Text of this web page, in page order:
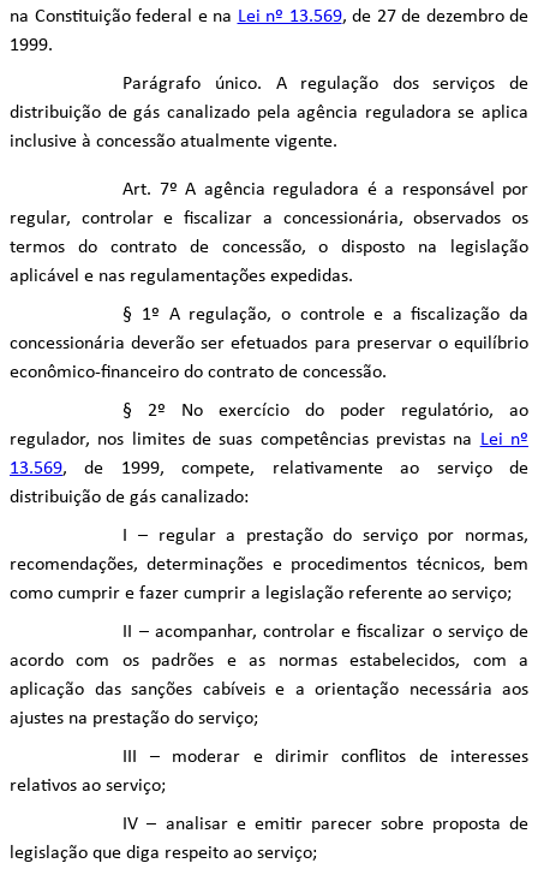
na Constituição federal e na Lei nº 13.569, de 27 de dezembro de
1999.
Parágrafo único. A regulação dos serviços de
distribuição de gás canalizado pela agência reguladora se aplica
inclusive à concessão atualmente vigente.
Art. 7º A agência reguladora é a responsável por
regular, controlar e fiscalizar a concessionária, observados os
termos do contrato de concessão, o disposto na legislação
aplicável e nas regulamentações expedidas.
§ 1º A regulação, o controle e a fiscalização da
concessionária deverão ser efetuados para preservar o equilíbrio
econômico-financeiro do contrato de concessão.
§ 2º No exercício do poder regulatório, ao
regulador, nos limites de suas competências previstas na Lei nº
13.569, de 1999, compete, relativamente ao serviço de
distribuição de gás canalizado:
I – regular a prestação do serviço por normas,
recomendações, determinações e procedimentos técnicos, bem
como cumprir e fazer cumprir a legislação referente ao serviço;
II – acompanhar, controlar e fiscalizar o serviço de
acordo com os padrões e as normas estabelecidos, com a
aplicação das sanções cabíveis e a orientação necessária aos
ajustes na prestação do serviço;
III – moderar e dirimir conflitos de interesses
relativos ao serviço;
IV – analisar e emitir parecer sobre proposta de
legislação que diga respeito ao serviço;